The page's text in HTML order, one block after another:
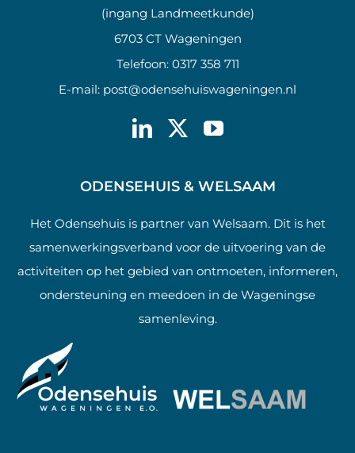
(ingang Landmeetkunde)
6703 CT Wageningen
Telefoon: 0317 358 711
E-mail: post@odensehuiswageningen.nl
ODENSEHUIS & WELSAAM
Het Odensehuis is partner van Welsaam. Dit is het
samenwerkingsverband voor de uitvoering van de
activiteiten op het gebied van ontmoeten, informeren,
ondersteuning en meedoen in de Wageningse
samenleving.